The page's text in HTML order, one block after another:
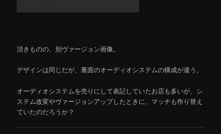
頂きものの、別ヴァージョン画像。
デザインは同じだが、裏面のオーディオシステムの構成が違う。
オーディオシステムを売りにして表記していたお店も多いが、シ
ステム改変やヴァージョンアップしたときに、マッチも作り替え
ていたのだろうか？